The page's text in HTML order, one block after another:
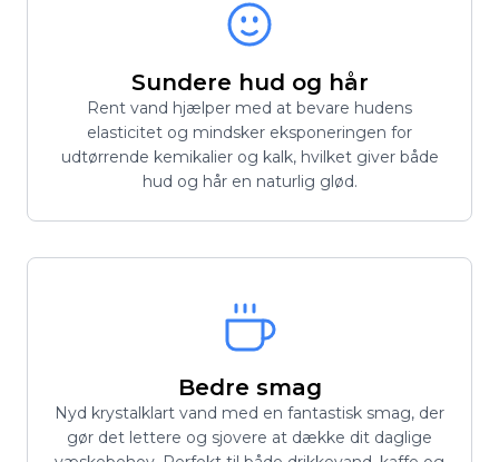
Sundere hud og hår
Rent vand hjælper med at bevare hudens
elasticitet og mindsker eksponeringen for
udtørrende kemikalier og kalk, hvilket giver både
hud og hår en naturlig glød.
Bedre smag
Nyd krystalklart vand med en fantastisk smag, der
gør det lettere og sjovere at dække dit daglige